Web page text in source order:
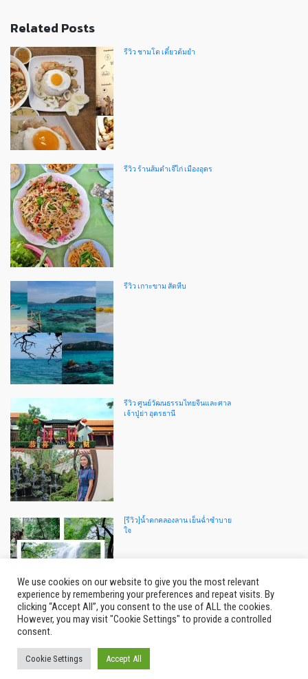
Related Posts
รีวิว ชามโต เตี๋ยวต้มยำ
รีวิว ร้านส้มตำเจ๊ไก่ เมืองอุดร
รีวิว เกาะขาม สัตหีบ
รีวิว ศูนย์วัฒนธรรมไทยจีนและศาล
เจ้าปู่ย่า อุดรธานี
[รีวิว]น้ำตกคลองลาน เย็นฉ่ำซำบาย
ใจ
We use cookies on our website to give you the most relevant
experience by remembering your preferences and repeat visits. By
clicking “Accept All”, you consent to the use of ALL the cookies.
However, you may visit "Cookie Settings" to provide a controlled
consent.
Cookie Settings Accept All